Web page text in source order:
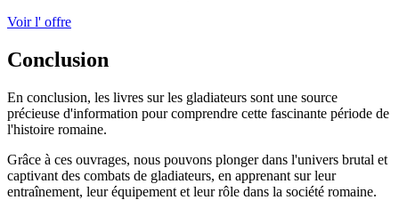
Voir l' offre
Conclusion
En conclusion, les livres sur les gladiateurs sont une source
précieuse d'information pour comprendre cette fascinante période de
l'histoire romaine.
Grâce à ces ouvrages, nous pouvons plonger dans l'univers brutal et
captivant des combats de gladiateurs, en apprenant sur leur
entraînement, leur équipement et leur rôle dans la société romaine.